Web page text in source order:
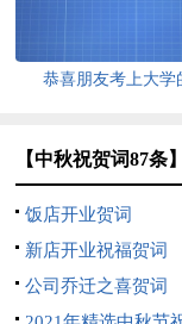
恭喜朋友考上大学
【中秋祝贺词87条
饭店开业贺词
新店开业祝福贺词
公司乔迁之喜贺词